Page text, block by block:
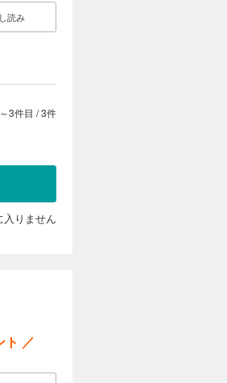
読み
3件目 /3件
りません
ト ／